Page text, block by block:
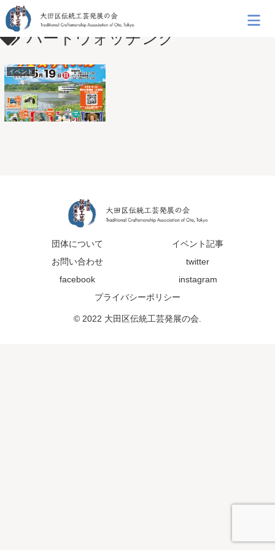
バードウォッチング
イベント
団体について
イベント記事
お問い合わせ
twitter
facebook
instagram
プライバシーポリシー
© 2022 大田区伝統工芸発展の会.